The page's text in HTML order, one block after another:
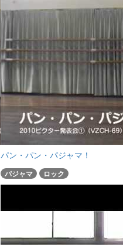
パン・パン・パジャマ！
パジャマ ロック